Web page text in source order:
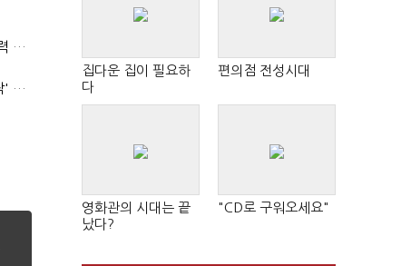
(폴리스라인)'순환근무 방침'에 경찰은 삭발…"베테랑·수사력 보강 먼저"
'신림동·서현역 칼부림' 뒤엔 기동순찰대…'장윤기 은폐·조작' 후엔 내부비리수사대
집다운 집이 필요하
다
편의점 전성시대
영화관의 시대는 끝
났다?
"CD로 구워오세요"